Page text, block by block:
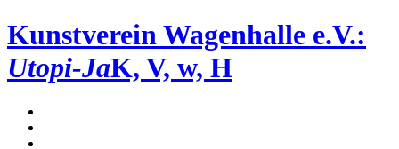
Kunstverein Wagenhalle e.V.:
Utopi-JaK, V, w, H